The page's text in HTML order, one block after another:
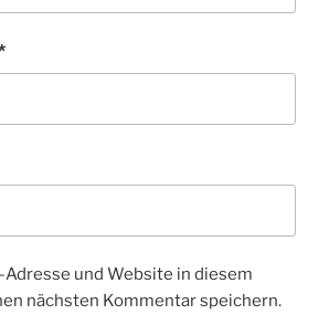
Adresse und Website in diesem
nächsten Kommentar speichern.